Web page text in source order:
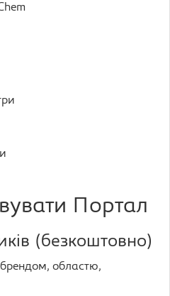
Портал
(безкоштовно)
областю,